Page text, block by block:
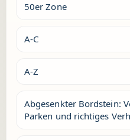
50er Zone
A-C
A-Z
Abgesenkter Bordstein:
Parken und richtiges